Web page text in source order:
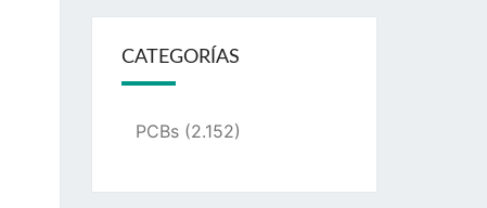
CATEGORÍAS
PCBs(2.152)